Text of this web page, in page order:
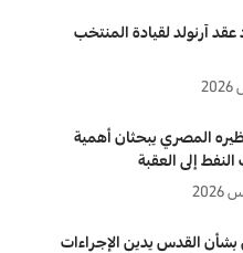
عقد آرنولد لقيادة المنتخب
المصري يبحثان أهمية
إلى العقبة
بشأن القدس يدين الإجراءات